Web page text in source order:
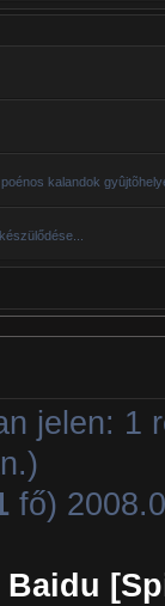
kalandok
jelen: 1
fő)
Baidu